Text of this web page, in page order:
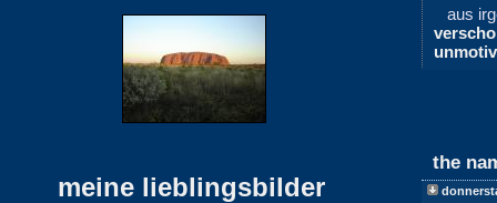
meine lieblingsbilder
aus
the